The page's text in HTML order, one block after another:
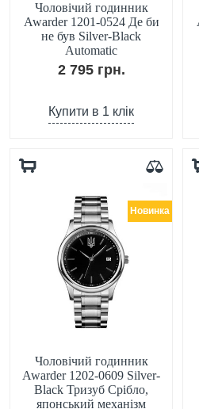
Чоловічий годинник
Awarder 1201-0524 Де би
не був Silver-Black
Automatic
2 795 грн.
Купити в 1 клік
Новинка
Чоловічий годинник
Awarder 1202-0609 Silver-
Black Тризуб Срібло,
японський механізм